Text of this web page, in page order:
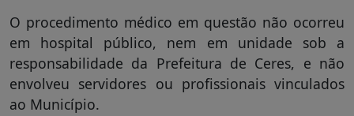
O procedimento médico em questão não ocorreu
em hospital público, nem em unidade sob a
responsabilidade da Prefeitura de Ceres, e não
envolveu servidores ou profissionais vinculados
ao Município.